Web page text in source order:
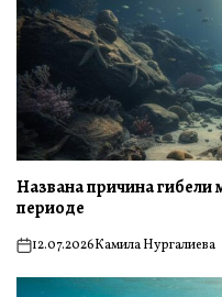
Названа причина
периоде
on12.07.2026Камила Нургалиева